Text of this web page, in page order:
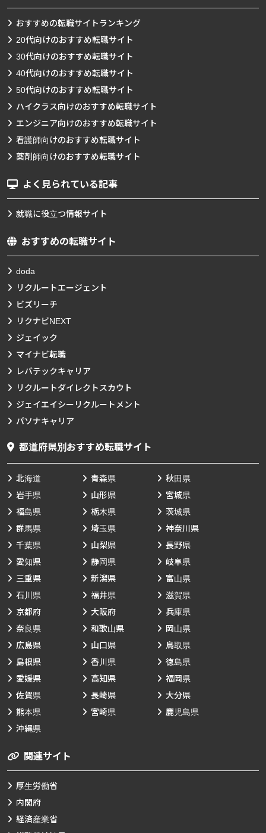
おすすめの転職サイトランキング
20代向けのおすすめ転職サイト
30代向けのおすすめ転職サイト
40代向けのおすすめ転職サイト
50代向けのおすすめ転職サイト
ハイクラス向けのおすすめ転職サイト
エンジニア向けのおすすめ転職サイト
看護師向けのおすすめ転職サイト
薬剤師向けのおすすめ転職サイト
よく見られている記事
就職に役立つ情報サイト
おすすめの転職サイト
doda
リクルートエージェント
ビズリーチ
リクナビNEXT
ジェイック
マイナビ転職
レバテックキャリア
リクルートダイレクトスカウト
ジェイエイシーリクルートメント
パソナキャリア
都道府県別おすすめ転職サイト
北海道 青森県
秋田県
岩手県
山形県
宮城県
福島県
栃木県
茨城県
群馬県
埼玉県
神奈川県
千葉県
山梨県
長野県
愛知県
静岡県
岐阜県
三重県
新潟県
富山県
石川県
福井県
滋賀県
京都府
大阪府
兵庫県
奈良県
和歌山県
岡山県
広島県
山口県
鳥取県
島根県
香川県
徳島県
愛媛県
高知県
福岡県
佐賀県
長崎県
大分県
熊本県
宮崎県
鹿児島県
沖縄県
関連サイト
厚生労働省
内閣府
経済産業省